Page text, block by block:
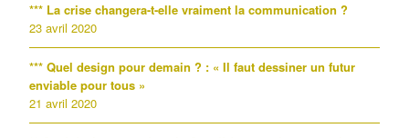
*** La crise changera-t-elle vraiment la communication ?
23 avril 2020
*** Quel design pour demain ? : « Il faut dessiner un futur
enviable pour tous »
21 avril 2020